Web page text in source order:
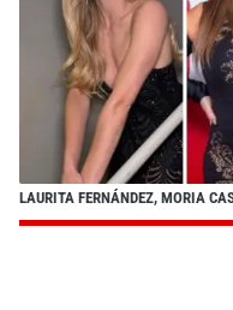
LAURITA FERNÁNDEZ, MORIA